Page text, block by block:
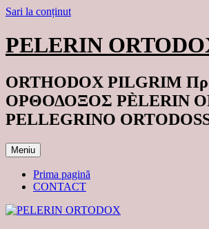
Sari la conținut
PELERIN
ORTHODOX PILGRIM
ΟΡΘΟΔΟΞΟΣ PÈLERIN
PELLEGRINO
Meniu
Prima pagină
CONTACT